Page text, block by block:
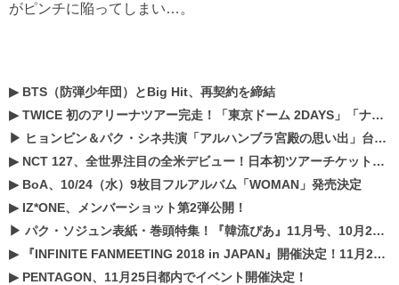
がピンチに陥ってしまい…。
▶ BTS（防弾少年団）とBig Hit、再契約を締結
▶TWICE 初のアリーナツアー完走！「東京ドーム 2DAYS」「ナゴヤドーム1DAY」「京セラドーム1DAY」2019年ドームツアー開催決定！！
▶ ヒョンビン＆パク・シネ共演「アルハンブラ宮殿の思い出」台本読み現場を公開
▶ NCT 127、全世界注目の全米デビュー！日本初ツアーチケットが早くもプレミア化！？
▶ BoA、10/24（水）9枚目フルアルバム「WOMAN」発売決定
▶ IZ*ONE、メンバーショット第2弾公開！
▶ パク・ソジュン表紙・巻頭特集！『韓流ぴあ』11月号、10月22日（月）発売！
▶
『INFINITE FANMEETING 2018 in JAPAN』開催決定！11月21、22日にパシフィコ横浜にて実施
▶ PENTAGON、11月25日都内でイベント開催決定！